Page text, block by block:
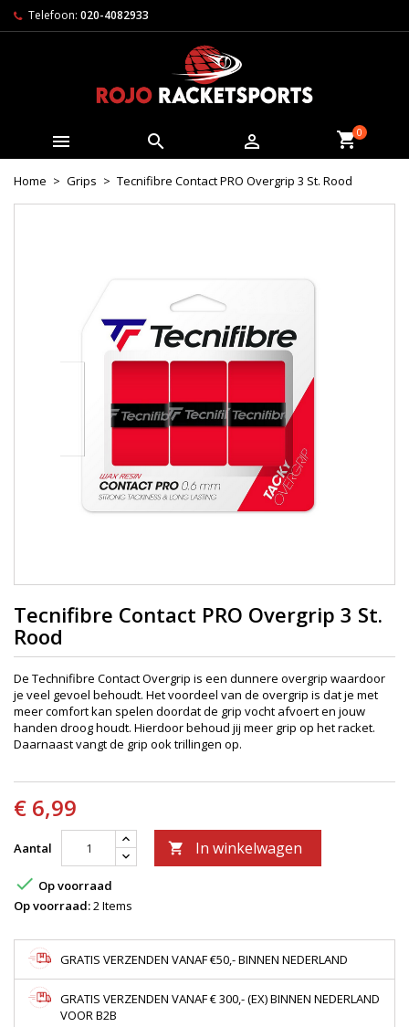
Telefoon: 020-4082933
   0
Home Grips Tecnifibre Contact PRO Overgrip 3 St. Rood
Tecnifibre Contact PRO Overgrip 3 St.
Rood
De Technifibre Contact Overgrip is een dunnere overgrip waardoor
je veel gevoel behoudt. Het voordeel van de overgrip is dat je met
meer comfort kan spelen doordat de grip vocht afvoert en jouw
handen droog houdt. Hierdoor behoud jij meer grip op het racket.
Daarnaast vangt de grip ook trillingen op.
€ 6,99
Aantal  In winkelwagen
 Op voorraad
Op voorraad:2 Items
GRATIS VERZENDEN VANAF €50,- BINNEN NEDERLAND
GRATIS VERZENDEN VANAF € 300,- (EX) BINNEN NEDERLAND
VOOR B2B